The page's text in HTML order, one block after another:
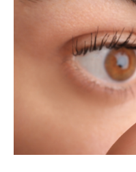
กิจกรรมและข่าวสาร